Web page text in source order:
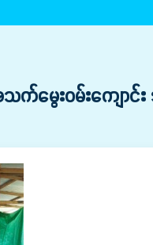
က်မွေးဝမ်းကျေ